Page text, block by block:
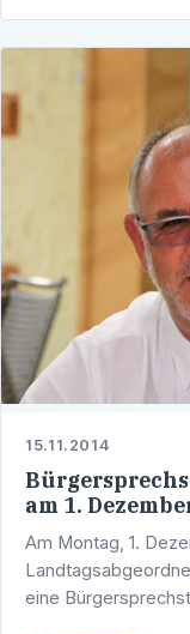
15.11.2014
am 1.
Am Montag, 1.
eine